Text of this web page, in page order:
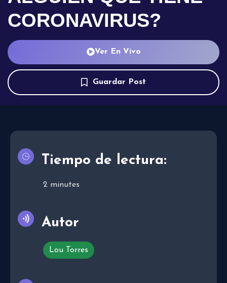
CORONAVIRUS?
Ver En Vivo
Guardar Post
Tiempo de lectura:
2 minutes
Autor
Lou Torres